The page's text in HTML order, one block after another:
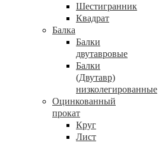
Шестигранник
Квадрат
Балка
Балки
двутавровые
Балки
(Двутавр)
низколегированные
Оцинкованный
прокат
Круг
Лист